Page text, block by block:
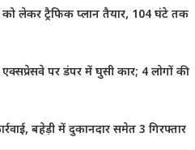
को लेकर ट्रैफिक प्लान तैयार, 104 घंटे तक
पर डंपर में घुसी कार; 4 लोगों की
बहेड़ी में दुकानदार समेत 3 गिरफ्तार